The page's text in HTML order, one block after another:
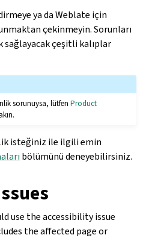
ya da Weblate için
çekinmeyin. Sorunları
sağlayacak çeşitli kalıplar
sorunuysa, lütfenProduct
isteğiniz ile ilgili emin
bölümünü deneyebilirsiniz.
use the accessibility issue
the affected page or